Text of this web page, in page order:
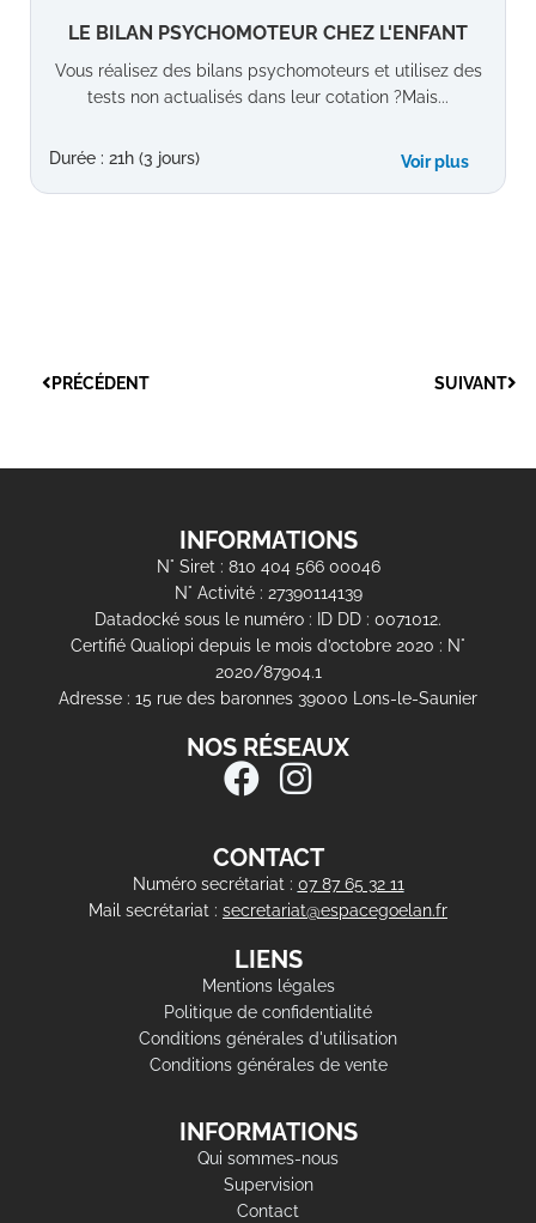
LE BILAN PSYCHOMOTEUR CHEZ L'ENFANT
Vous réalisez des bilans psychomoteurs et utilisez des
tests non actualisés dans leur cotation ?Mais...
Durée : 21h (3 jours) Voir plus
PRÉCÉDENT SUIVANT
INFORMATIONS
N° Siret : 810 404 566 00046
N° Activité : 27390114139
Datadocké sous le numéro : ID DD : 0071012.
Certifié Qualiopi depuis le mois d’octobre 2020 : N°
2020/87904.1
Adresse : 15 rue des baronnes 39000 Lons-le-Saunier
NOS RÉSEAUX
CONTACT
Numéro secrétariat : 07 87 65 32 11
Mail secrétariat : secretariat@espacegoelan.fr
LIENS
Mentions légales
Politique de confidentialité
Conditions générales d'utilisation
Conditions générales de vente
INFORMATIONS
Qui sommes-nous
Supervision
Contact